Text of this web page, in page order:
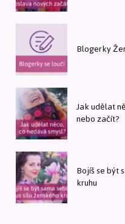
Blogerky
Jak udělat
nebo začít?
Bojíš se být
kruhu